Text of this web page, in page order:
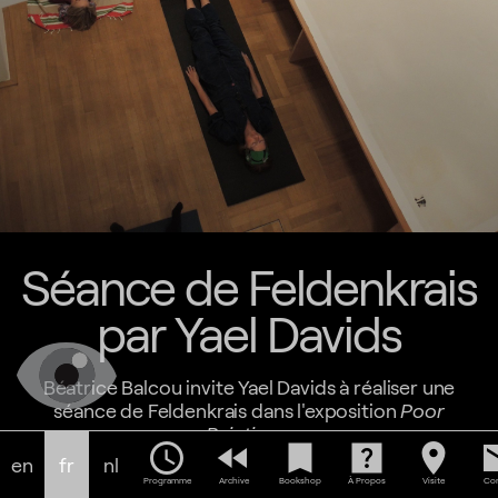
Séance de Feldenkrais
par Yael Davids
Béatrice Balcou invite Yael Davids à réaliser une
séance de Feldenkrais dans l'expositionPoor
Paintings.
La méthode Feldenkrais est un système de
en fr nl schedule
Programme
fast_rewind
Archive
bookmark
Bookshop
help_center
À Propos
location_on
Visite